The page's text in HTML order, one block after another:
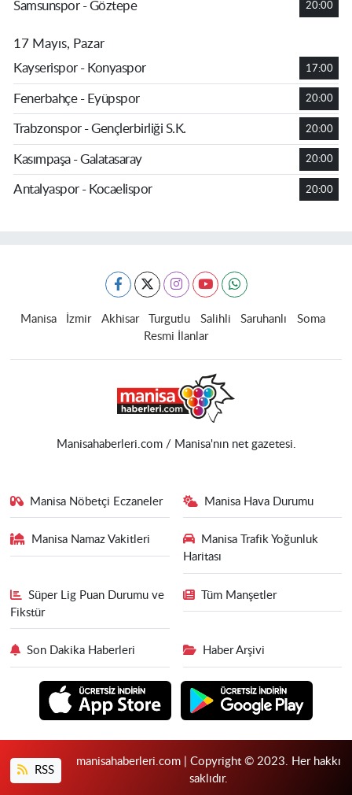
Samsunspor - Göztepe 20:00
17 Mayıs, Pazar
Kayserispor - Konyaspor
17:00
Fenerbahçe - Eyüpspor 20:00
Trabzonspor - Gençlerbirliği S.K. 20:00
Kasımpaşa - Galatasaray 20:00
Antalyaspor - Kocaelispor 20:00
Manisa İzmir Akhisar Turgutlu Salihli Saruhanlı
Soma
Resmi İlanlar
Manisahaberleri.com / Manisa'nın net gazetesi.
Manisa Nöbetçi Eczaneler Manisa Hava Durumu
Manisa Namaz Vakitleri
Manisa Trafik Yoğunluk
Haritası
Süper Lig Puan Durumu ve
Fikstür
Tüm Manşetler
Son Dakika Haberleri Haber Arşivi
RSS
manisahaberleri.com | Copyright © 2023. Her hakkı
saklıdır.